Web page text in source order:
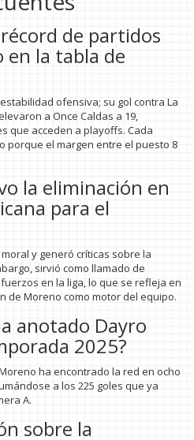
de partidos
en la tabla de
ofensiva; su gol contra La
a Once Caldas a 19,
que acceden a playoffs. Cada
porque el margen entre el puesto 8
la eliminación en
para el
y generó críticas sobre la
sirvió como llamado de
en la liga, lo que se refleja en
de Moreno como motor del equipo.
anotado Dayro
2025?
ha encontrado la red en ocho
a los 225 goles que ya
A.
sobre la